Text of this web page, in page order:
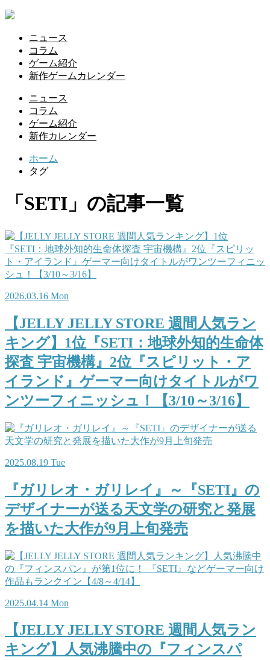
ニュース
コラム
ゲーム紹介
新作ゲームカレンダー
ニュース
コラム
ゲーム紹介
新作カレンダー
ホーム
タグ
「SETI」の記事一覧
2026.03.16 Mon
【JELLY JELLY STORE 週間人気ラン
キング】1位『SETI：地球外知的生命体
探査 宇宙機構』2位『スピリット・ア
イランド』ゲーマー向けタイトルがワ
ンツーフィニッシュ！【3/10～3/16】
2025.08.19 Tue
『ガリレオ・ガリレイ』～『SETI』の
デザイナーが送る天文学の研究と発展
を描いた大作が9月上旬発売
2025.04.14 Mon
【JELLY JELLY STORE 週間人気ラン
キング】人気沸騰中の『フィンスパ